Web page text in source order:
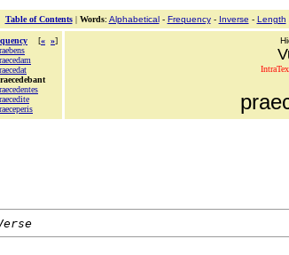
Table of Contents| Words: Alphabetical- Frequency- Inverse - Length
[« »]